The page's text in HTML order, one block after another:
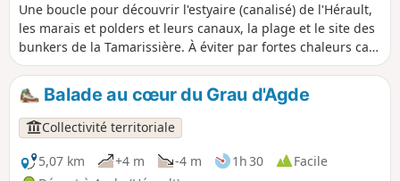
Une boucle pour découvrir l'estyaire (canalisé) de l'Hérault,
les marais et polders et leurs canaux, la plage et le site des
bunkers de la Tamarissière. À éviter par fortes chaleurs car
il n'y à pas d'ombre sur le parcours.
Balade au cœur du Grau d'Agde
Collectivité territoriale
5,07 km
+4 m -4 m 1h 30
Facile